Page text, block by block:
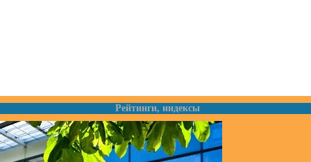
Рейтинги, индексы